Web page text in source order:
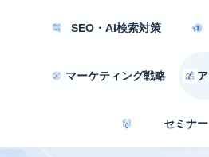
SEO・AI検索対策
マーケティング戦略
セミナー